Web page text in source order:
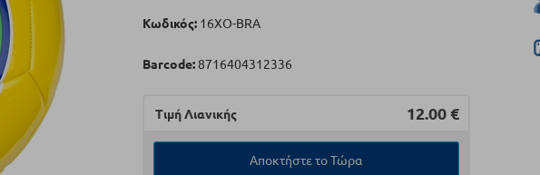
Κωδικός: 16XO-BRA
Barcode:8716404312336
Τιμή Λιανικής 12.00 €
Αποκτήστε το Τώρα